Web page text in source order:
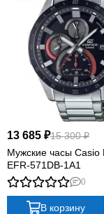
13 685 ₽15 300 ₽
Мужские часы Casio
EFR-571DB-1A1
0
В корзину